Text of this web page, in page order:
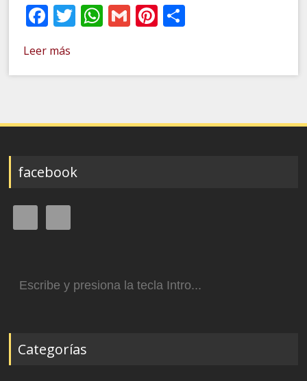
Facebook
Twitter
WhatsApp
GmailPinterest
Leer más
facebook
Categorías